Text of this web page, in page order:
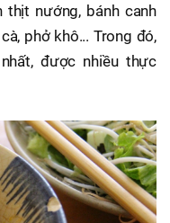
thịt nướng, bánh canh
phở khô... Trong đó,
được nhiều thực